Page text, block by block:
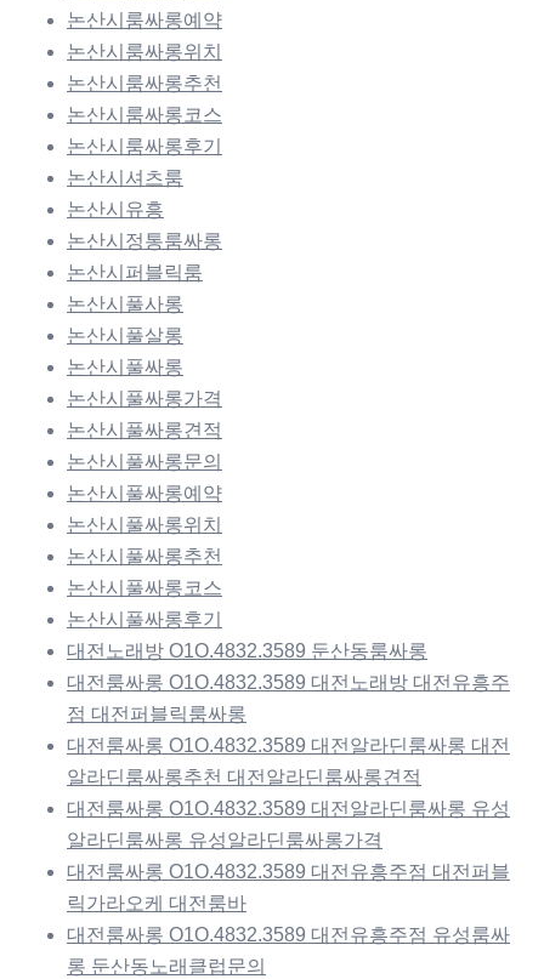
논산시룸싸롱예약
논산시룸싸롱위치
논산시룸싸롱추천
논산시룸싸롱코스
논산시룸싸롱후기
논산시셔츠룸
논산시유흥
논산시정통룸싸롱
논산시퍼블릭룸
논산시풀사롱
논산시풀살롱
논산시풀싸롱
논산시풀싸롱가격
논산시풀싸롱견적
논산시풀싸롱문의
논산시풀싸롱예약
논산시풀싸롱위치
논산시풀싸롱추천
논산시풀싸롱코스
논산시풀싸롱후기
대전노래방 O1O.4832.3589 둔산동룸싸롱
대전룸싸롱 O1O.4832.3589 대전노래방 대전유흥주
점 대전퍼블릭룸싸롱
대전룸싸롱 O1O.4832.3589 대전알라딘룸싸롱 대전
알라딘룸싸롱추천 대전알라딘룸싸롱견적
대전룸싸롱 O1O.4832.3589 대전알라딘룸싸롱 유성
알라딘룸싸롱 유성알라딘룸싸롱가격
대전룸싸롱 O1O.4832.3589 대전유흥주점 대전퍼블
릭가라오케 대전룸바
대전룸싸롱 O1O.4832.3589 대전유흥주점 유성룸싸
롱 둔산동노래클럽문의